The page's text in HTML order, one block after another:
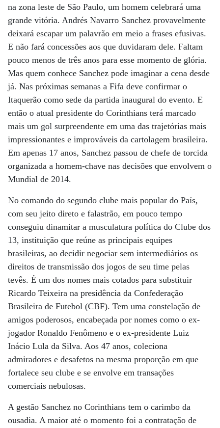
na zona leste de São Paulo, um homem celebrará uma
grande vitória. Andrés Navarro Sanchez provavelmente
deixará escapar um palavrão em meio a frases efusivas.
E não fará concessões aos que duvidaram dele. Faltam
pouco menos de três anos para esse momento de glória.
Mas quem conhece Sanchez pode imaginar a cena desde
já. Nas próximas semanas a Fifa deve confirmar o
Itaquerão como sede da partida inaugural do evento. E
então o atual presidente do Corinthians terá marcado
mais um gol surpreendente em uma das trajetórias mais
impressionantes e improváveis da cartolagem brasileira.
Em apenas 17 anos, Sanchez passou de chefe de torcida
organizada a homem-chave nas decisões que envolvem o
Mundial de 2014.
No comando do segundo clube mais popular do País,
com seu jeito direto e falastrão, em pouco tempo
conseguiu dinamitar a musculatura política do Clube dos
13, instituição que reúne as principais equipes
brasileiras, ao decidir negociar sem intermediários os
direitos de transmissão dos jogos de seu time pelas
tevês. É um dos nomes mais cotados para substituir
Ricardo Teixeira na presidência da Confederação
Brasileira de Futebol (CBF). Tem uma constelação de
amigos poderosos, encabeçada por nomes como o ex-
jogador Ronaldo Fenômeno e o ex-presidente Luiz
Inácio Lula da Silva. Aos 47 anos, coleciona
admiradores e desafetos na mesma proporção em que
fortalece seu clube e se envolve em transações
comerciais nebulosas.
A gestão Sanchez no Corinthians tem o carimbo da
ousadia. A maior até o momento foi a contratação de